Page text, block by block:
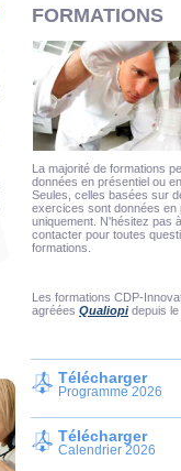
FORMATIONS
La majorité de formations
données en présentiel ou
Seules, celles basées sur
exercices sont données en
uniquement. N'hésitez pas
contacter pour toutes
formations.
Les formations CDP-
agréées Qualiopi depuis
Télécharger
Programme 2026
Télécharger
Calendrier 2026